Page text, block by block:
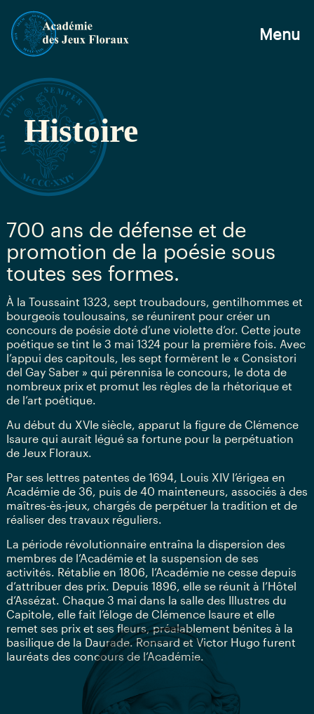
Menu
Histoire
700 ans de défense et de
promotion de la poésie sous
toutes ses formes.
À la Toussaint 1323, sept troubadours, gentilhommes et
bourgeois toulousains, se réunirent pour créer un
concours de poésie doté d’une violette d’or. Cette joute
poétique se tint le 3 mai 1324 pour la première fois. Avec
l’appui des capitouls, les sept formèrent le « Consistori
del Gay Saber » qui pérennisa le concours, le dota de
nombreux prix et promut les règles de la rhétorique et
de l’art poétique.
Au début du XVIe siècle, apparut la figure de Clémence
Isaure qui aurait légué sa fortune pour la perpétuation
de Jeux Floraux.
Par ses lettres patentes de 1694, Louis XIV l’érigea en
Académie de 36, puis de 40 mainteneurs, associés à des
maîtres-ès-jeux, chargés de perpétuer la tradition et de
réaliser des travaux réguliers.
La période révolutionnaire entraîna la dispersion des
membres de l’Académie et la suspension de ses
activités. Rétablie en 1806, l’Académie ne cesse depuis
d’attribuer des prix. Depuis 1896, elle se réunit à l’Hôtel
d’Assézat. Chaque 3 mai dans la salle des Illustres du
Capitole, elle fait l’éloge de Clémence Isaure et elle
remet ses prix et ses fleurs, préalablement bénites à la
basilique de la Daurade. Ronsard et Victor Hugo furent
lauréats des concours de l’Académie.